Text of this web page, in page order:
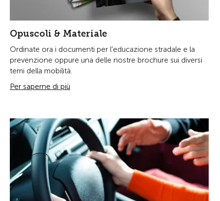
Opuscoli & Materiale
Ordinate ora i documenti per l'educazione stradale e la
prevenzione oppure una delle nostre brochure sui diversi
temi della mobilità.
Per saperne di più